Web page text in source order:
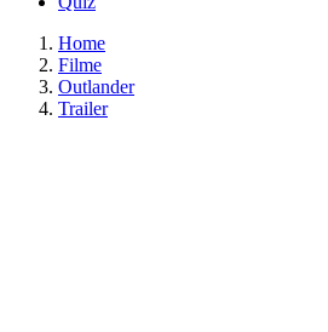
Home
Filme
Outlander
Trailer